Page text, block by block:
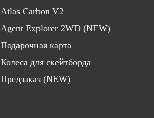
Atlas Carbon V2
Agent Explorer 2WD (NEW)
Подарочная карта
Колеса для скейтборда
Предзаказ (NEW)